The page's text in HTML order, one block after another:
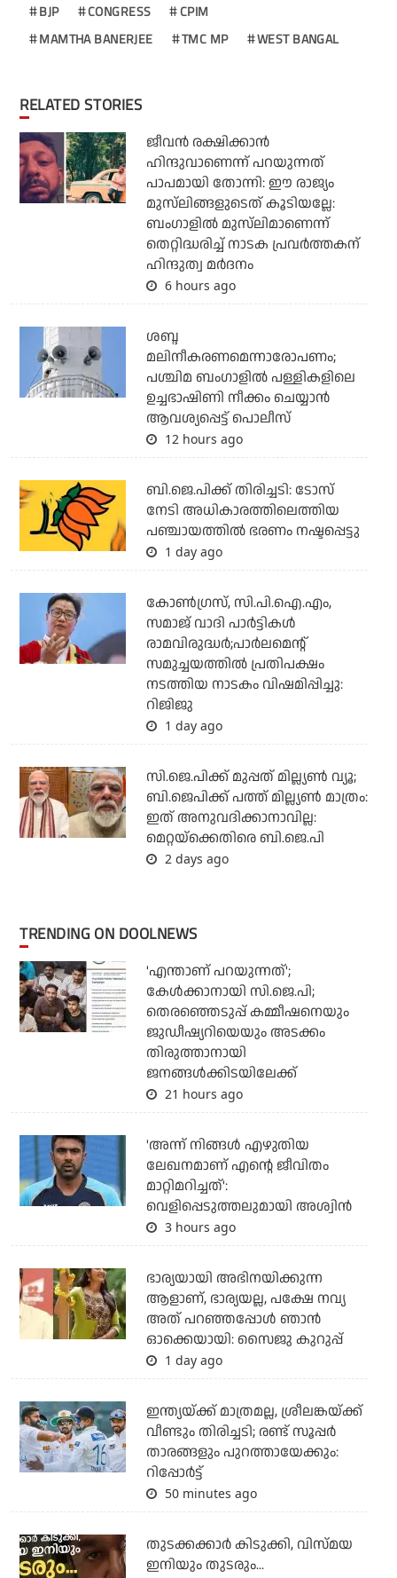
BJP CONGRESS
CPIM
MAMTHA BANERJEE
TMC MP WEST BANGAL
RELATED STORIES
ജീവന്‍ രക്ഷിക്കാന്‍
ഹിന്ദുവാണെന്ന് പറയുന്നത്
പാപമായി തോന്നി: ഈ രാജ്യം
മുസ്‌ലിങ്ങളുടെത് കൂടിയല്ലേ:
ബംഗാളില്‍ മുസ്‌ലിമാണെന്ന്
തെറ്റിദ്ധരിച്ച് നാടക പ്രവര്‍ത്തകന്
ഹിന്ദുത്വ മര്‍ദനം
6 hours ago
ശബ്ദ
മലിനീകരണമെന്നാരോപണം;
പശ്ചിമ ബംഗാളില്‍ പള്ളികളിലെ
ഉച്ചഭാഷിണി നീക്കം ചെയ്യാന്‍
ആവശ്യപ്പെട്ട് പൊലീസ്
12 hours ago
ബി.ജെ.പിക്ക് തിരിച്ചടി: ടോസ്
നേടി അധികാരത്തിലെത്തിയ
പഞ്ചായത്തില്‍ ഭരണം നഷ്ടപ്പെട്ടു
1 day ago
കോണ്‍ഗ്രസ്, സി.പി.ഐ.എം,
സമാജ് വാദി പാര്‍ട്ടികള്‍
രാമവിരുദ്ധര്‍;പാര്‍ലമെന്റ്
സമുച്ചയത്തില്‍ പ്രതിപക്ഷം
നടത്തിയ നാടകം വിഷമിപ്പിച്ചു:
റിജിജു
1 day ago
സി.ജെ.പിക്ക് മുപ്പത് മില്ല്യണ്‍ വ്യൂ;
ബി.ജെപിക്ക് പത്ത് മില്ല്യണ്‍ മാത്രം:
ഇത് അനുവദിക്കാനാവില്ല:
മെറ്റയ്‌ക്കെതിരെ ബി.ജെ.പി
2 days ago
TRENDING ON DOOLNEWS
'എന്താണ് പറയുന്നത്';
കേള്‍ക്കാനായി സി.ജെ.പി;
തെരഞ്ഞെടുപ്പ് കമ്മീഷനെയും
ജുഡീഷ്യറിയെയും അടക്കം
തിരുത്താനായി
ജനങ്ങള്‍ക്കിടയിലേക്ക്
21 hours ago
'അന്ന് നിങ്ങള്‍ എഴുതിയ
ലേഖനമാണ് എന്റെ ജീവിതം
മാറ്റിമറിച്ചത്':
വെളിപ്പെടുത്തലുമായി അശ്വിന്‍
3 hours ago
ഭാര്യയായി അഭിനയിക്കുന്ന
ആളാണ്, ഭാര്യയല്ല, പക്ഷേ നവ്യ
അത് പറഞ്ഞപ്പോള്‍ ഞാന്‍
ഓക്കെയായി: സൈജു കുറുപ്പ്
1 day ago
ഇന്ത്യയ്ക്ക് മാത്രമല്ല, ശ്രീലങ്കയ്ക്ക്
വീണ്ടും തിരിച്ചടി; രണ്ട് സൂപ്പര്‍
താരങ്ങളും പുറത്തായേക്കും:
റിപ്പോര്‍ട്ട്
50 minutes ago
തുടക്കക്കാര്‍ കിടുക്കി, വിസ്മയ
ഇനിയും തുടരും...